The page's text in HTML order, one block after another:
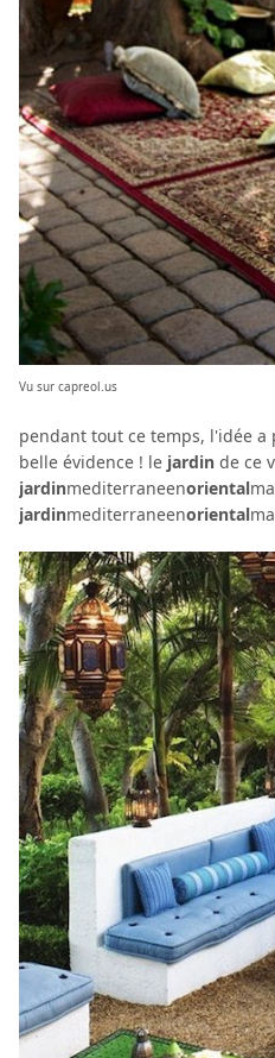
Vu sur capreol.us
pendant tout ce temps, l'idée
belle évidence ! le jardin de ce
jardinmediterraneenoriental
jardinmediterraneenoriental